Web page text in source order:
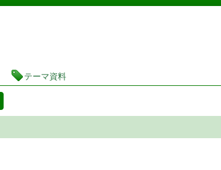
図書館 蔵書検索・予約システム
テーマ資料